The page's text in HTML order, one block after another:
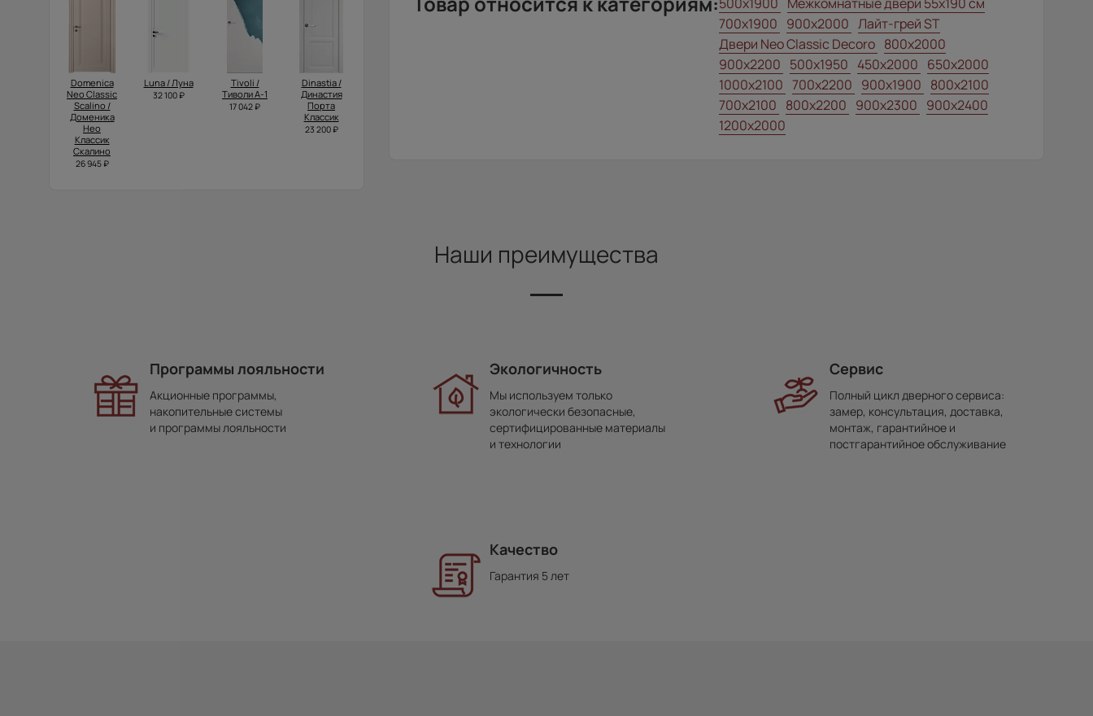
Domenica
Neo Classic
Scalino /
Доменика
Нео
Классик
Скалино
26 945 ₽
Luna / Луна
32 100 ₽
Tivoli /
Тиволи А-1
17 042 ₽
Dinastia /
Династия
Порта
Классик
23 200 ₽
700x1900 900x2000 Лайт-грей ST
Двери Neo Classic Decoro 800x2000
900x2200 500x1950 450x2000 650x2000
1000x2100 700x2200 900x1900 800x2100
700x2100 800x2200 900x2300 900x2400
1200x2000
Наши преимущества
Программы лояльности
Акционные программы,
накопительные системы
и программы лояльности
Экологичность
Мы используем только
экологически безопасные,
сертифицированные материалы
и технологии
Сервис
Полный цикл дверного сервиса:
замер, консультация, доставка,
монтаж, гарантийное и
постгарантийное обслуживание
Качество
Гарантия 5 лет